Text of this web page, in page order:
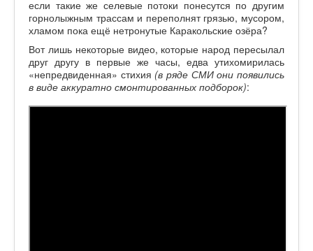
если такие же селевые потоки понесутся по другим
горнолыжным трассам и переполнят грязью, мусором,
хламом пока ещё нетронутые Каракольские озёра?
Вот лишь некоторые видео, которые народ пересылал
друг другу в первые же часы, едва утихомирилась
«непредвиденная» стихия (в ряде СМИ они появились
в виде аккуратно смонтированных подборок):